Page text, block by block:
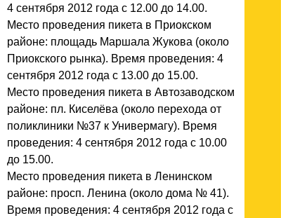
4 сентября 2012 года с 12.00 до 14.00.
Место проведения пикета в Приокском
районе: площадь Маршала Жукова (около
Приокского рынка). Время проведения: 4
сентября 2012 года с 13.00 до 15.00.
Место проведения пикета в Автозаводском
районе: пл. Киселёва (около перехода от
поликлиники №37 к Универмагу). Время
проведения: 4 сентября 2012 года с 10.00
до 15.00.
Место проведения пикета в Ленинском
районе: просп. Ленина (около дома № 41).
Время проведения: 4 сентября 2012 года с